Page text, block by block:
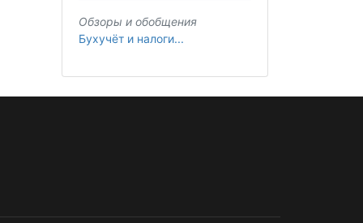
Обзоры и обобщения
Бухучёт и налоги...